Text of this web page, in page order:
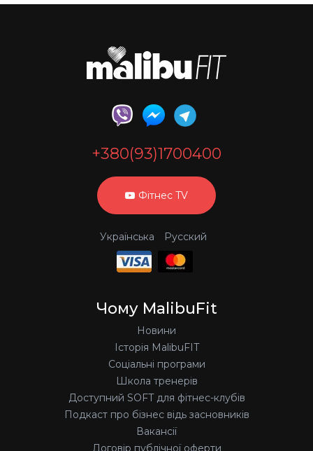
+380(93)1700400
Фітнес TV
Українська Русский
Чому MalibuFit
Новини
Історія MalibuFIT
Соціальні програми
Школа тренерів
Доступний SOFT для фітнес-клубів
Подкаст про бізнес відь засновників
Вакансії
Договір публічної оферти